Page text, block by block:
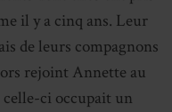
il y a cinq ans. Leur
de leurs compagnons
rejoint Annette au
ci occupait un